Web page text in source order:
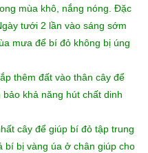
mùa khô, nắng nóng. Đặc
tưới 2 lần vào sáng sớm
mưa để bí đỏ không bị úng
thêm đất vào thân cây để
khả năng hút chất dinh
cây để giúp bí đỏ tập trung
bí bị vàng úa ở chân giúp cho